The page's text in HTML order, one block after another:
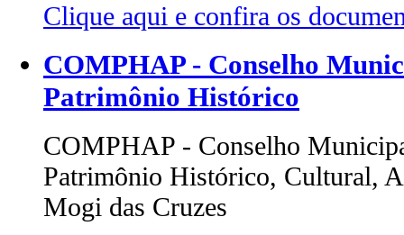
Clique aqui e confira os
COMPHAP - Conselho
Patrimônio Histórico
COMPHAP - Conselho
Patrimônio Histórico, Cultural,
Mogi das Cruzes